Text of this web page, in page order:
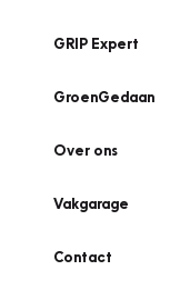
GRIP Expert
GroenGedaan
Over ons
Vakgarage
Contact